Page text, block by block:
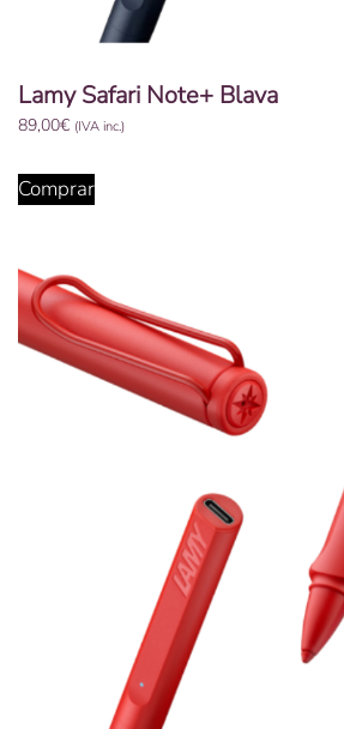
Lamy Safari Note+ Blava
89,00€ (IVA inc.)
Comprar